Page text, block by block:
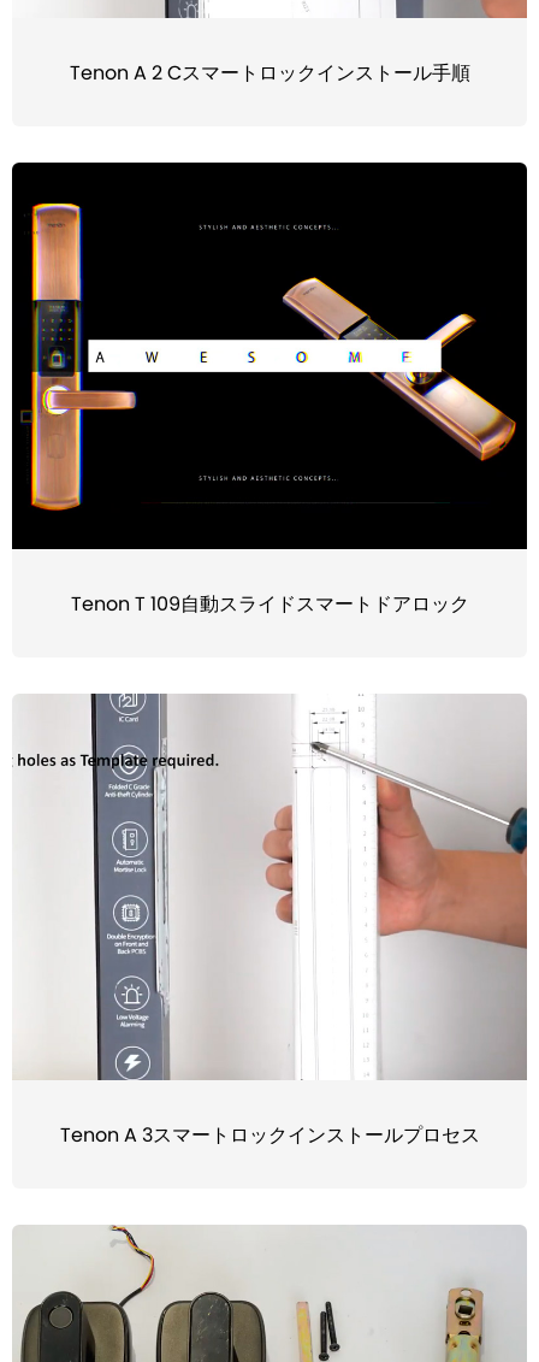
Tenon A 2 Cスマートロックインストール手順
Tenon T 109自動スライドスマートドアロック
Tenon A 3スマートロックインストールプロセス